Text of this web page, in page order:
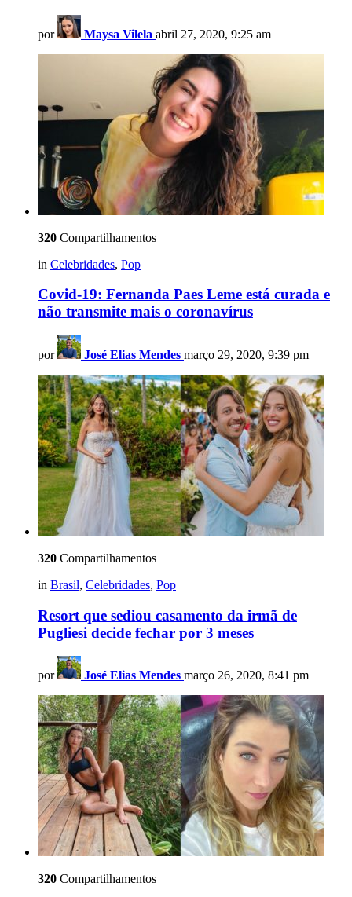
por Maysa Vilela abril 27, 2020, 9:25 am
320 Compartilhamentos
in Celebridades, Pop
Covid-19: Fernanda Paes Leme está curada e
não transmite mais o coronavírus
por José Elias Mendes março 29, 2020, 9:39 pm
320 Compartilhamentos
in Brasil, Celebridades, Pop
Resort que sediou casamento da irmã de
Pugliesi decide fechar por 3 meses
por José Elias Mendes março 26, 2020, 8:41 pm
320 Compartilhamentos